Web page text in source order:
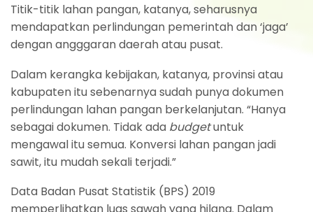
Titik-titik lahan pangan, katanya, seharusnya
mendapatkan perlindungan pemerintah dan ‘jaga’
dengan angggaran daerah atau pusat.
Dalam kerangka kebijakan, katanya, provinsi atau
kabupaten itu sebenarnya sudah punya dokumen
perlindungan lahan pangan berkelanjutan. “Hanya
sebagai dokumen. Tidak ada budgetuntuk
mengawal itu semua. Konversi lahan pangan jadi
sawit, itu mudah sekali terjadi.”
Data Badan Pusat Statistik (BPS) 2019